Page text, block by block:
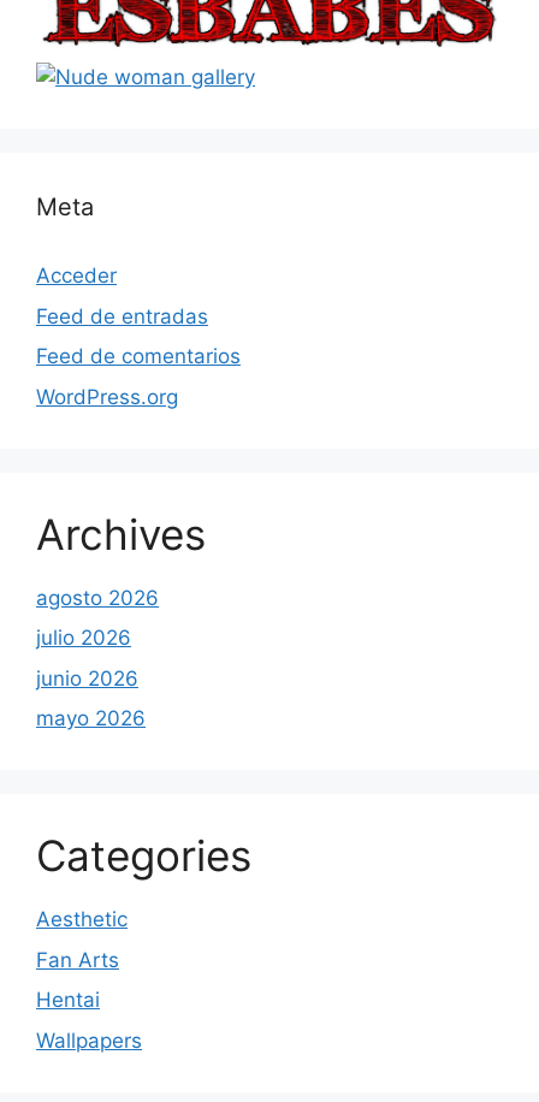
Meta
Acceder
Feed de entradas
Feed de comentarios
WordPress.org
Archives
agosto 2026
julio 2026
junio 2026
mayo 2026
Categories
Aesthetic
Fan Arts
Hentai
Wallpapers